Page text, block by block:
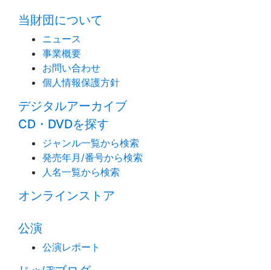
当財団について
ニュース
事業概要
お問い合わせ
個人情報保護方針
デジタルアーカイブ
CD・DVDを探す
ジャンル一覧から検索
発売年月/番号から検索
人名一覧から検索
オンラインストア
公演
公演レポート